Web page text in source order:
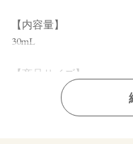
【内容量】
30mL
【商品サイズ】
40.5㎜×40.5㎜×91.0㎜